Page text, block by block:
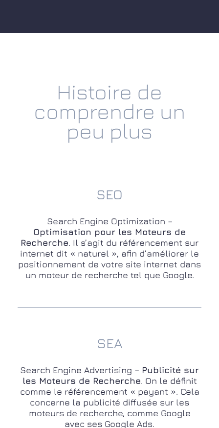
Histoire de
comprendre un
peu plus
SEO
Search Engine Optimization –
Optimisation pour les Moteurs de
Recherche. Il s’agit du référencement sur
internet dit « naturel », afin d’améliorer le
positionnement de votre site internet dans
un moteur de recherche tel que Google.
SEA
Search Engine Advertising – Publicité sur
les Moteurs de Recherche. On le définit
comme le référencement « payant ». Cela
concerne la publicité diffusée sur les
moteurs de recherche, comme Google
avec ses Google Ads.